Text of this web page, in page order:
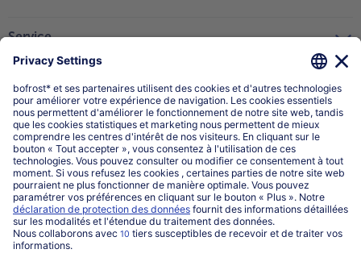
Service
Catégories